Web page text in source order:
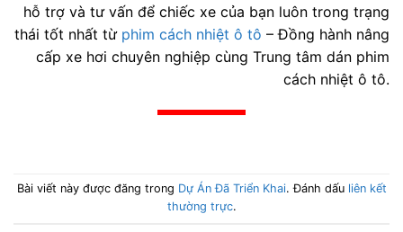
hỗ trợ và tư vấn để chiếc xe của bạn luôn trong trạng
thái tốt nhất từ phim cách nhiệt ô tô – Đồng hành nâng
cấp xe hơi chuyên nghiệp cùng Trung tâm dán phim
cách nhiệt ô tô.
Bài viết này được đăng trong Dự Án Đã Triển Khai. Đánh dấu liên kết
thường trực.